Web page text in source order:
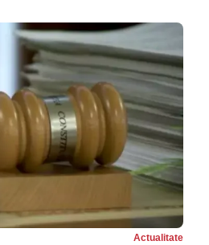
Actualitate